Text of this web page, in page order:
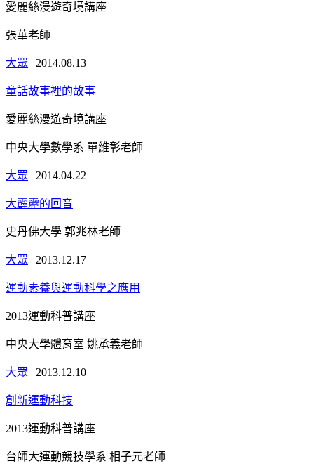
愛麗絲漫遊奇境講座
張華老師
大眾 | 2014.08.13
童話故事裡的故事
愛麗絲漫遊奇境講座
中央大學數學系 單維彰老師
大眾 | 2014.04.22
大霹靂的回音
史丹佛大學 郭兆林老師
大眾 | 2013.12.17
運動素養與運動科學之應用
2013運動科普講座
中央大學體育室 姚承義老師
大眾 | 2013.12.10
創新運動科技
2013運動科普講座
台師大運動競技學系 相子元老師